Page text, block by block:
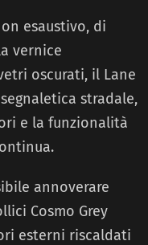
esaustivo, di
vernice
oscurati, il Lane
stradale,
e la funzionalità
annoverare
Cosmo Grey
esterni riscaldati